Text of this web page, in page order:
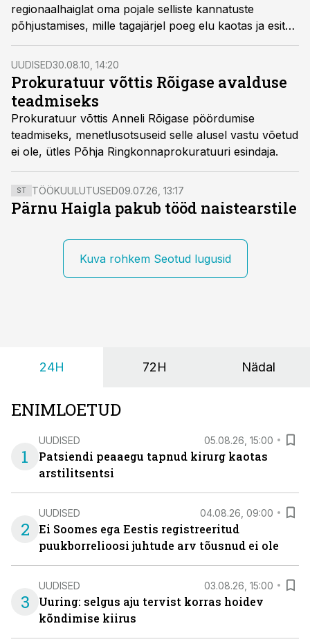
regionaalhaiglat oma pojale selliste kannatuste
põhjustamises, mille tagajärjel poeg elu kaotas ja esitas
avaliku kirja haiglas toimunu kohta.
UUDISED30.08.10, 14:20
Prokuratuur võttis Rõigase avalduse
teadmiseks
Prokuratuur võttis Anneli Rõigase pöördumise
teadmiseks, menetlusotsuseid selle alusel vastu võetud
ei ole, ütles Põhja Ringkonnaprokuratuuri esindaja.
ST TÖÖKUULUTUSED09.07.26, 13:17
Pärnu Haigla pakub tööd naistearstile
Kuva rohkem Seotud lugusid
24H 72H Nädal
ENIMLOETUD
1
UUDISED 05.08.26, 15:00
Patsiendi peaaegu tapnud kirurg kaotas
arstilitsentsi
2
UUDISED 04.08.26, 09:00
Ei Soomes ega Eestis registreeritud
puukborrelioosi juhtude arv tõusnud ei ole
3
UUDISED 03.08.26, 15:00
Uuring: selgus aju tervist korras hoidev
kõndimise kiirus